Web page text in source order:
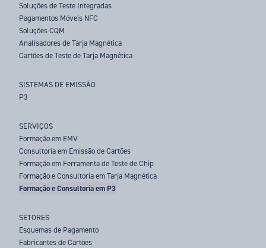
Soluções de Teste Integradas
Pagamentos Móveis NFC
Soluções CQM
Analisadores de Tarja Magnética
Cartões de Teste de Tarja Magnética
SISTEMAS DE EMISSÃO
P3
SERVIÇOS
Formação em EMV
Consultoria em Emissão de Cartões
Formação em Ferramenta de Teste de Chip
Formação e Consultoria em Tarja Magnética
Formação e Consultoria em P3
SETORES
Esquemas de Pagamento
Fabricantes de Cartões